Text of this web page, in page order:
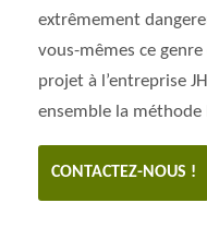
extrêmement
vous-mêmes ce
projet à l’entreprise
ensemble la méthode
CONTACTEZ-NOUS !